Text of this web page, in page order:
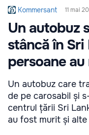
Kommersant 11 mai
Un autobuz
stâncă în Sri
persoane
Un autobuz care
de pe carosabil și
centrul țării Sri
au fost murit și